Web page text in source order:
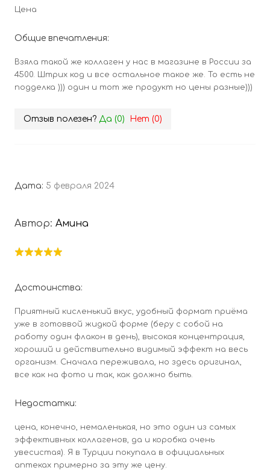
Цена
Общие впечатления:
Взяла такой же коллаген у нас в магазине в России за
4500. Штрих код и все остальное такое же. То есть не
подделка ))) один и тот же продукт но цены разные)))
Отзыв полезен? Да (0) Нет (0)
Дата: 5 февраля 2024
Автор: Амина
Достоинства:
Приятный кисленький вкус, удобный формат приёма
уже в готоввой жидкой форме (беру с собой на
работу один флакон в день), высокая концентрация,
хороший и действительно видимый эффект на весь
организм. Сначала переживала, но здесь оригинал,
все как на фото и так, как должно быть.
Недостатки:
цена, конечно, немаленькая, но это один из самых
эффективных коллагенов, да и коробка очень
увесистая). Я в Турции покупала в официальных
аптеках примерно за эту же цену.